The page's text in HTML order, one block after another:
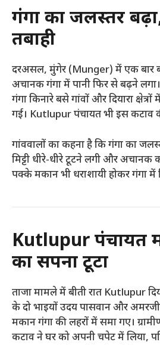
गंगा का जलस्तर
तबाही
दरअसल, मुंगेर (Munger) में एक बार
अचानक गंगा में पानी फिर से बढ़ने
गंगा किनारे बसे गांवों और दियारा
गई। Kutlupur पंचायत भी इस कटाव
गांववालों का कहना है कि गंगा का
मिट्टी धीरे-धीरे टूटने लगी और
पक्के मकान भी धराशायी होकर गंगा में
Kutlupur पंचायत में
का सपना टूटा
ताजा मामले में बीती रात Kutlupur
के दो भाइयों उदय पासवान और
मकान गंगा की लहरों में समा गए।
कटाव ने घर को अपनी चपेट में लिया,